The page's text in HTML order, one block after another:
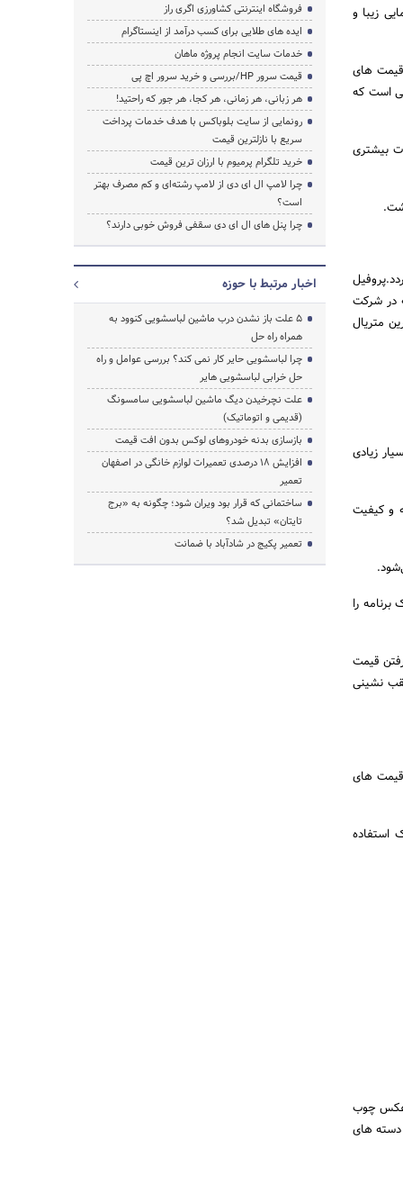
زیبا و
قیمت های
است که
بیشتری
در شرکت
متریال
زیادی
و کیفیت
را
قیمت
نشینی
های
استفاده
عکس چوب
دسته های
فروشگاه اینترنتی کشاورزی اگری راز
ایده های طلایی برای کسب درآمد از اینستاگرام
خدمات سایت انجام پروژه ماهان
قیمت سرور HP/بررسی و خرید سرور اچ پی
هر زبانی، هر زمانی، هر کجا، هر جور که راحتید!
رونمایی از سایت بلوباکس با هدف خدمات پرداخت
سریع با نازلترین قیمت
خرید تلگرام پرمیوم با ارزان ترین قیمت
چرا لامپ ال ای دی از لامپ رشته‌ای و کم مصرف بهتر
است؟
چرا پنل های ال ای دی سقفی فروش خوبی دارند؟
اخبار مرتبط با حوزه
5 علت باز نشدن درب ماشین لباسشویی کنوود به
همراه راه حل
چرا لباسشویی حایر کار نمی کند؟ بررسی عوامل و راه
حل خرابی لباسشویی هایر
علت نچرخیدن دیگ ماشین لباسشویی سامسونگ
(قدیمی و اتوماتیک)
بازسازی بدنه خودروهای لوکس بدون افت قیمت
افزایش ۱۸ درصدی تعمیرات لوازم خانگی در اصفهان
تعمیر
ساختمانی که قرار بود ویران شود؛ چگونه به «برج
تایتان» تبدیل شد؟
تعمیر پکیج در شادآباد با ضمانت